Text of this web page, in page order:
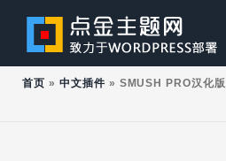
content
首页 » 中文插件 » SMUSH PRO汉化版